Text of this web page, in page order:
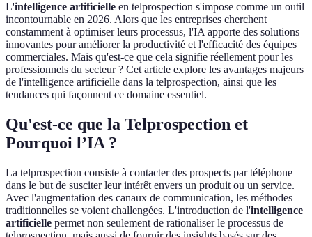
L'intelligence artificielle en telprospection s'impose comme un outil
incontournable en 2026. Alors que les entreprises cherchent
constamment à optimiser leurs processus, l'IA apporte des solutions
innovantes pour améliorer la productivité et l'efficacité des équipes
commerciales. Mais qu'est-ce que cela signifie réellement pour les
professionnels du secteur ? Cet article explore les avantages majeurs
de l'intelligence artificielle dans la telprospection, ainsi que les
tendances qui façonnent ce domaine essentiel.
Qu'est-ce que la Telprospection et
Pourquoi l’IA ?
La telprospection consiste à contacter des prospects par téléphone
dans le but de susciter leur intérêt envers un produit ou un service.
Avec l'augmentation des canaux de communication, les méthodes
traditionnelles se voient challengées. L'introduction de l'intelligence
artificielle permet non seulement de rationaliser le processus de